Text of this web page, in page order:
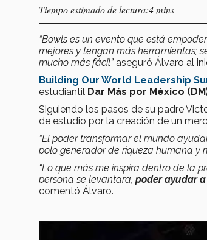
Tiempo estimado de lectura:4 mins
“Bowls es un evento que está
mejores y tengan más herramientas;
mucho más fácil”aseguró Álvaro al
Building Our World Leadership
estudiantil Dar Más por México
Siguiendo los pasos de su padre
de estudio por la creación de un
“El poder transformar el mundo
polo generador de riqueza humana y
“Lo que más me inspira dentro de la
persona se levantara, poder ayudar
comentó Álvaro.